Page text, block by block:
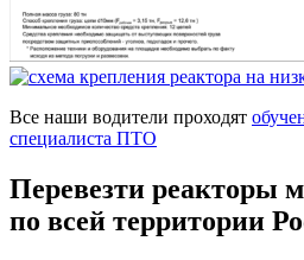
Все наши водители проходят
специалиста ПТО
Перевезти реакторы
по всей территории